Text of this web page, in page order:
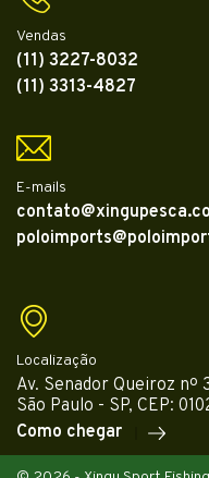
Vendas
(11) 3227-8032
(11) 3313-4827
E-mails
Localização
Av. Senador Queiroz nº
São Paulo - SP, CEP:
Como chegar